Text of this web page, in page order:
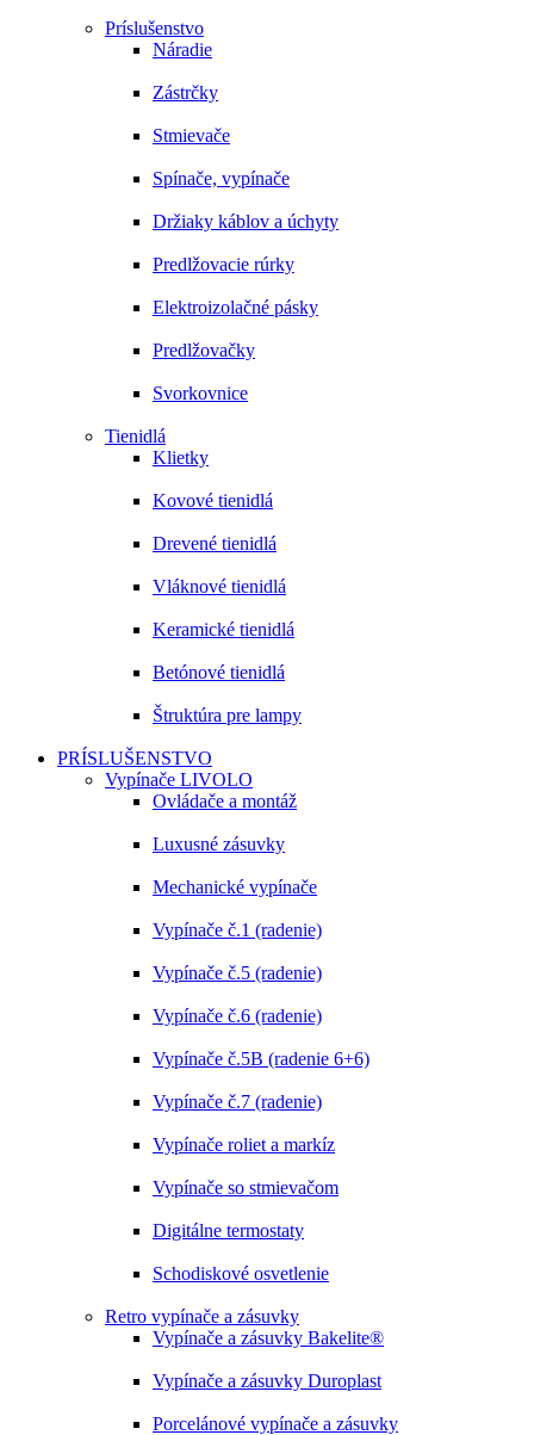
Príslušenstvo
Náradie
Zástrčky
Stmievače
Spínače, vypínače
Držiaky káblov a úchyty
Predlžovacie rúrky
Elektroizolačné pásky
Predlžovačky
Svorkovnice
Tienidlá
Klietky
Kovové tienidlá
Drevené tienidlá
Vláknové tienidlá
Keramické tienidlá
Betónové tienidlá
Štruktúra pre lampy
PRÍSLUŠENSTVO
Vypínače LIVOLO
Ovládače a montáž
Luxusné zásuvky
Mechanické vypínače
Vypínače č.1 (radenie)
Vypínače č.5 (radenie)
Vypínače č.6 (radenie)
Vypínače č.5B (radenie 6+6)
Vypínače č.7 (radenie)
Vypínače roliet a markíz
Vypínače so stmievačom
Digitálne termostaty
Schodiskové osvetlenie
Retro vypínače a zásuvky
Vypínače a zásuvky Bakelite®
Vypínače a zásuvky Duroplast
Porcelánové vypínače a zásuvky